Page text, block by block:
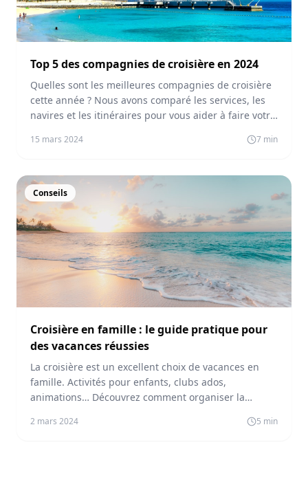
Top 5 des compagnies de croisière en 2024
Quelles sont les meilleures compagnies de croisière
cette année ? Nous avons comparé les services, les
navires et les itinéraires pour vous aider à faire votre
15 mars 2024 7 min
Conseils
Croisière en famille : le guide pratique pour
des vacances réussies
La croisière est un excellent choix de vacances en
famille. Activités pour enfants, clubs ados,
animations… Découvrez comment organiser la
2 mars 2024 5 min